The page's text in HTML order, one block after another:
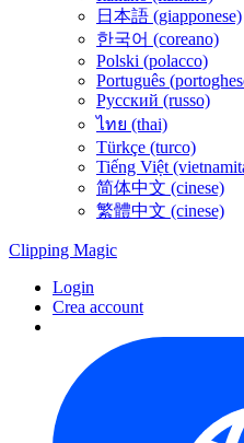
日本語 (giapponese)
한국어 (coreano)
Polski (polacco)
Português
Русский (russo)
ไทย (thai)
Türkçe (turco)
Tiếng Việt
简体中文 (cinese)
繁體中文 (cinese)
Clipping Magic
Login
Crea account